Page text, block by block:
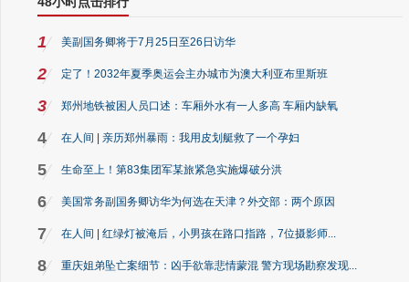
1 美副国务卿将于7月25日至26日访华
2 定了！2032年夏季奥运会主办城市为澳大利亚布里斯班
3 郑州地铁被困人员口述：车厢外水有一人多高 车厢内缺氧
4 在人间 | 亲历郑州暴雨：我用皮划艇救了一个孕妇
5 生命至上！第83集团军某旅紧急实施爆破分洪
6 美国常务副国务卿访华为何选在天津？外交部：两个原因
7 在人间 | 红绿灯被淹后，小男孩在路口指路，7位摄影师...
8 重庆姐弟坠亡案细节：凶手欲靠悲情蒙混 警方现场勘察发现...